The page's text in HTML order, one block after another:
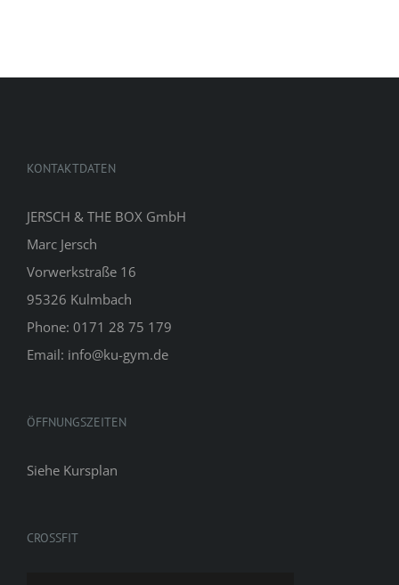
KONTAKTDATEN
JERSCH & THE BOX GmbH
Marc Jersch
Vorwerkstraße 16
95326 Kulmbach
Phone: 0171 28 75 179
Email: info@ku-gym.de
ÖFFNUNGSZEITEN
Siehe Kursplan
CROSSFIT